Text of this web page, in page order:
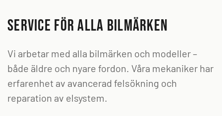
Service för alla bilmärken
Vi arbetar med alla bilmärken och modeller –
både äldre och nyare fordon. Våra mekaniker har
erfarenhet av avancerad felsökning och
reparation av elsystem.